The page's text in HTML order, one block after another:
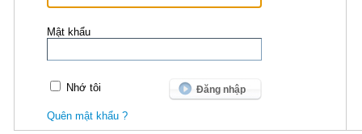
Mật khẩu
Nhớ tôi
Quên mật khẩu ?